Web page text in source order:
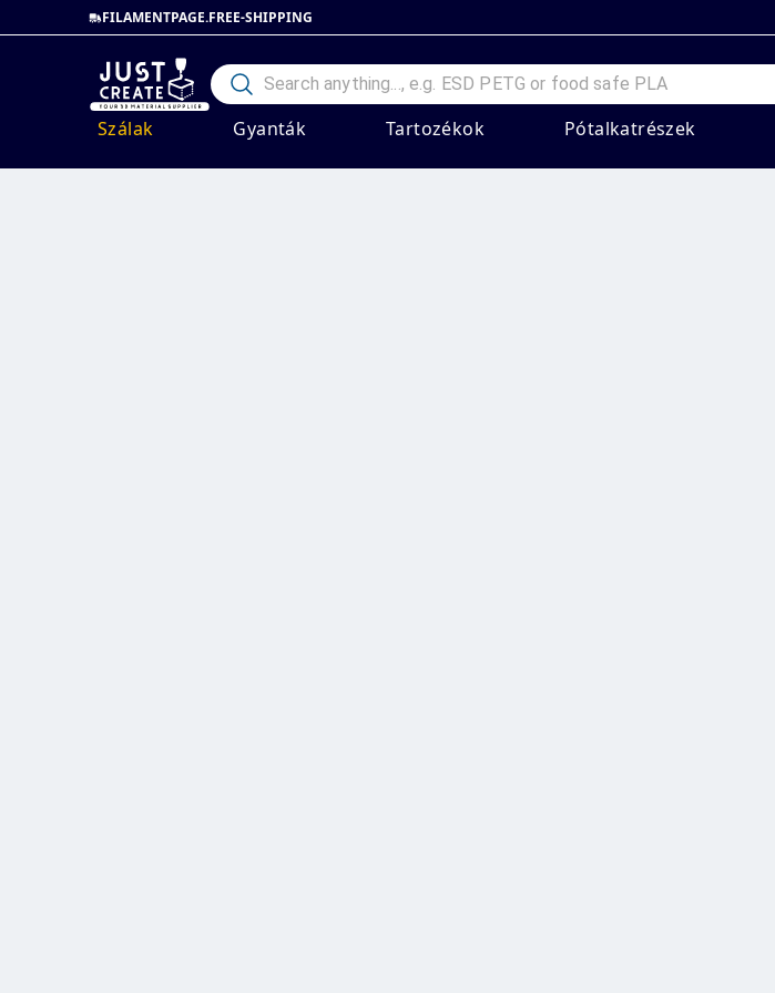
FILAMENTPAGE.FREE-SHIPPING
Szálak Gyanták Tartozékok Pótalkatrészek